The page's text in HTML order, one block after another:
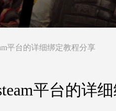
平台的详细绑定教程分享
平台的详